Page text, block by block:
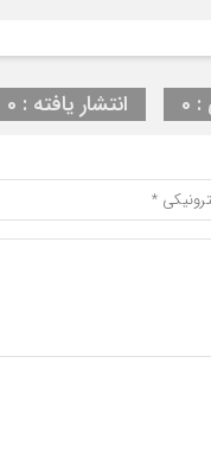
انتشار یافته : 0